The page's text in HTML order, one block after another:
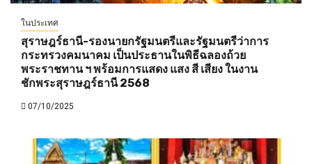
ในประเทศ
สุราษฎร์ธานี-รองนายกรัฐมนตรีและรัฐมนตรีว่าการ
กระทรวงคมนาคม เป็นประธานในพิธีฉลองถ้วย
พระราชทาน ฯ พร้อมการแสดง แสง สี เสียง ในงาน
ชักพระสุราษฎร์ธานี 2568
07/10/2025